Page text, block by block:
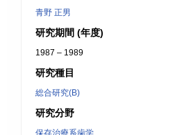
青野 正男
研究期間 (年度)
1987 – 1989
研究種目
総合研究(B)
研究分野
保存治療系歯学